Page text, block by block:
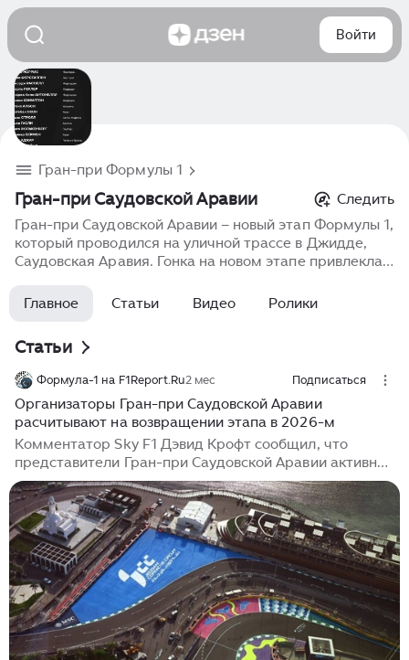
Войти
Гран-при Формулы 1
Гран-при Саудовской Аравии
Следить
Гран-при Саудовской Аравии – новый этап Формулы 1,
который проводился на уличной трассе в Джидде,
Саудовская Аравия. Гонка на новом этапе привлекла
архитектурой, а также быстрыми, захватывающими
гонками на городской трассе, которая изначально
особенностями. Гран-при Саудовской Аравии стал
значимым шагом в популяризации Формулы 1 в
регионе и среди зрителей, привлекая внимание
болельщиков.
Главное Статьи Видео Ролики
Статьи
Формула-1 на F1Report.Ru2 мес Подписаться
Организаторы Гран-при Саудовской Аравии
расчитывают на возвращении этапа в 2026-м
Комментатор Sky F1 Дэвид Крофт сообщил, что
представители Гран-при Саудовской Аравии активно
лоббируют включение этапа в расписание Формулы-1
на 2026 год, несмотря на нестабильную обстановку
на Ближнем Востоке. Дэвид Крофт: "В паддоке я
встретил человека из Саудовской Аравии, который
напрямую связан с организацией Гран-при. У них есть
намерение провести этап в Джидде в текущем
сезоне, вероятно, в промежутке между Баку и
Сингапуром...